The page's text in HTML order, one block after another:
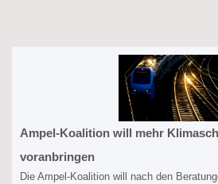
Ampel-Koalition will mehr
voranbringen
Die Ampel-Koalition will nach den